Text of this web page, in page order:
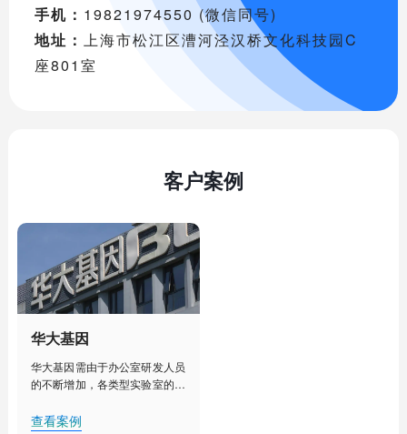
手机： 19821974550 (微信同号)
地址：
上海市松江区漕河泾汉桥文化科技园C
座801室
客户案例
华大基因
华大基因需由于办公室研发人员
的不断增加，各类型实验室的建
其对办公室、实验室、实验室设
查看案例